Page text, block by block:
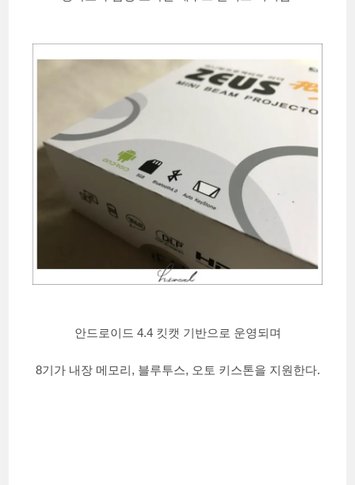
안드로이드 4.4 킷캣 기반으로 운영되며
8기가 내장 메모리, 블루투스, 오토 키스톤을 지원한다.